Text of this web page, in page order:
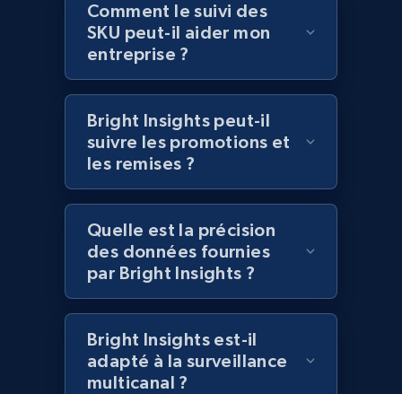
Comment le suivi des
SKU peut-il aider mon
entreprise ?
Bright Insights peut-il
suivre les promotions et
les remises ?
Quelle est la précision
des données fournies
par Bright Insights ?
Bright Insights est-il
adapté à la surveillance
multicanal ?